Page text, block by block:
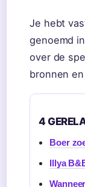
Je hebt
genoemd
over de
bronnen
4
Boer
Illya